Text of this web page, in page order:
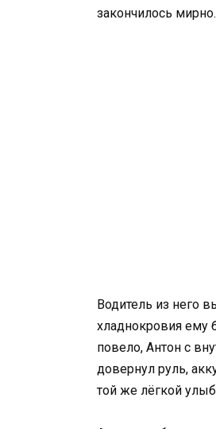
закончилось мирно.
Водитель из него
хладнокровия ему
повело, Антон с
довернул руль,
той же лёгкой